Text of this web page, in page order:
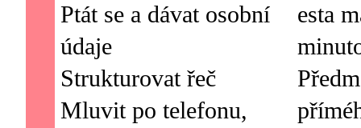
Ptát se a dávat osobní
údaje
Strukturovat řeč
Mluvit po telefonu,
esta